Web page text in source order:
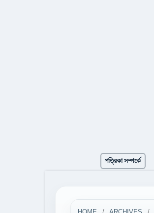
পত্রিকা সম্পর্কে